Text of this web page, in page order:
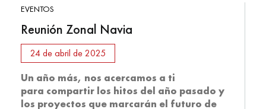
EVENTOS
Reunión Zonal Navia
24 de abril de 2025
Un año más, nos acercamos a ti
para compartir los hitos del año pasado y
los proyectos que marcarán el futuro de